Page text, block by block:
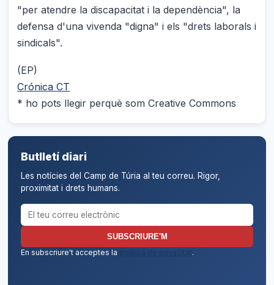
"per atendre la discapacitat i la dependència", la
defensa d'una vivenda "digna" i els "drets laborals i
sindicals".
(EP)
Crónica CT
* ho pots llegir perquè som Creative Commons
Butlletí diari
Les notícies del Camp de Túria al teu correu. Rigor,
proximitat i drets humans.
Correu electrònic per al butlletí
SUBSCRIURE'M
En subscriure't acceptes la
política de privacitat.